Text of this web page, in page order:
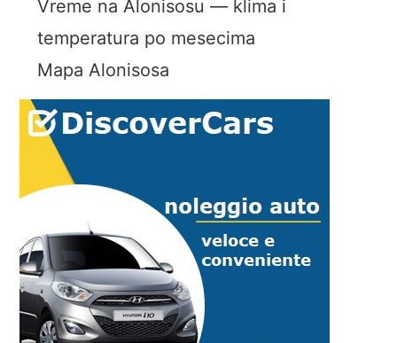
Vreme na Alonisosu — klima i
temperatura po mesecima
Mapa Alonisosa